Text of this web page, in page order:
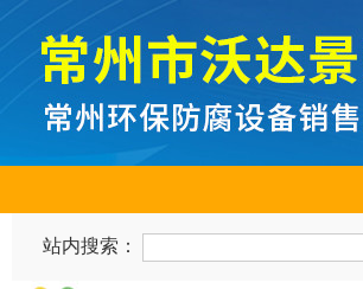
站内搜索：